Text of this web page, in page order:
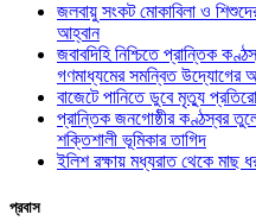
জলবায়ু সংকট মোকাবিলা ও
আহ্বান
জবাবদিহি নিশ্চিতে প্রান্তিক
গণমাধ্যমের সমন্বিত উদ্যোগের
বাজেটে পানিতে ডুবে মৃত্যু
প্রান্তিক জনগোষ্ঠীর কণ্ঠস্বর
শক্তিশালী ভূমিকার তাগিদ
ইলিশ রক্ষায় মধ্যরাত থেকে মাছ
প্রবাস